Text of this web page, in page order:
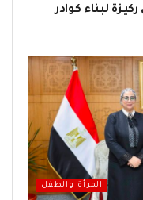
لبناء كوادر
المرأة والطفل